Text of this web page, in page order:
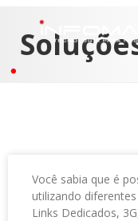
Você sabia que é
utilizando
Links Dedicados,